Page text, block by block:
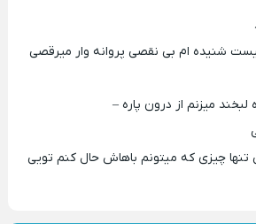
شنیده ام بی نقصی پروانه وار میرقصی
میزنم از درون پاره –
تنها چیزی که میتونم باهاش حال کنم تویی